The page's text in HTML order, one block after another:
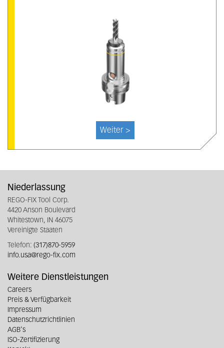
Weiter >
Niederlassung
REGO-FIX Tool Corp.
4420 Anson Boulevard
Whitestown, IN 46075
Vereinigte Staaten
Telefon: (317)870-5959
info.usa@rego-fix.com
Weitere Dienstleistungen
Careers
Preis & Verfügbarkeit
Impressum
Datenschutzrichtlinien
AGB's
ISO-Zertifizierung